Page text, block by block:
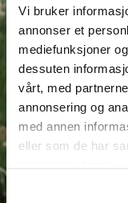
Vi bruker
annonser et
mediefunksjoner
dessuten
vårt, med
annonsering og
med annen
eller som de har